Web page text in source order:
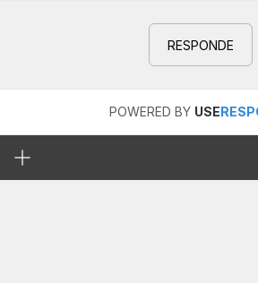
RESPONDE
POWERED BY USE